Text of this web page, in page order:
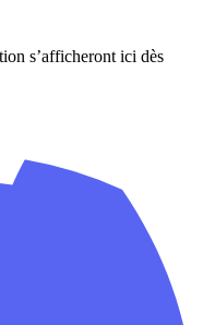
s’afficheront ici dès